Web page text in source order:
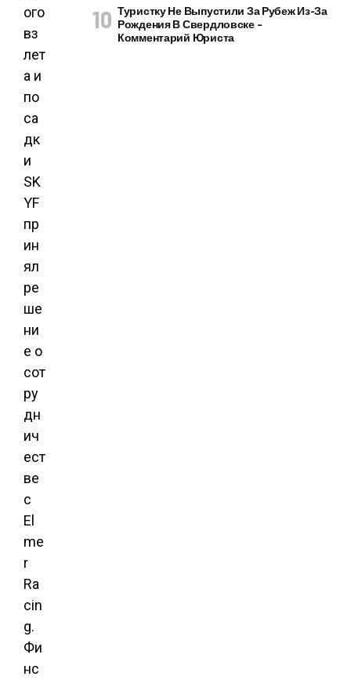
ого
вз
лет
а и
по
са
дк
и
SK
YF
пр
ин
ял
ре
ше
ни
е о
сот
ру
дн
ич
ест
ве
с
El
me
r
Ra
cin
g.
Фи
нс
Туристку Не Выпустили За Рубеж Из-За
Рождения В Свердловске –
Комментарий Юриста